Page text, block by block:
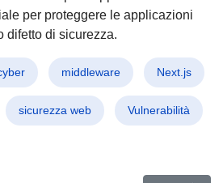
per proteggere le applicazioni
difetto di sicurezza.
middleware Next.js
sicurezza web Vulnerabilità